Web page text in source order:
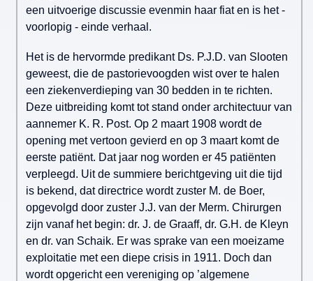
een uitvoerige discussie evenmin haar fiat en is het -
voorlopig - einde verhaal.
Het is de hervormde predikant Ds. P.J.D. van Slooten
geweest, die de pastorievoogden wist over te halen
een ziekenverdieping van 30 bedden in te richten.
Deze uitbreiding komt tot stand onder architectuur van
aannemer K. R. Post. Op 2 maart 1908 wordt de
opening met vertoon gevierd en op 3 maart komt de
eerste patiënt. Dat jaar nog worden er 45 patiënten
verpleegd. Uit de summiere berichtgeving uit die tijd
is bekend, dat directrice wordt zuster M. de Boer,
opgevolgd door zuster J.J. van der Merm. Chirurgen
zijn vanaf het begin: dr. J. de Graaff, dr. G.H. de Kleyn
en dr. van Schaik. Er was sprake van een moeizame
exploitatie met een diepe crisis in 1911. Doch dan
wordt opgericht een vereniging op ’algemene